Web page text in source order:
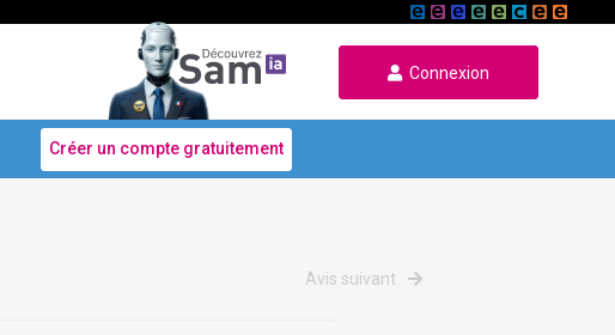
Connexion
Créer un compte gratuitement
Avis suivant